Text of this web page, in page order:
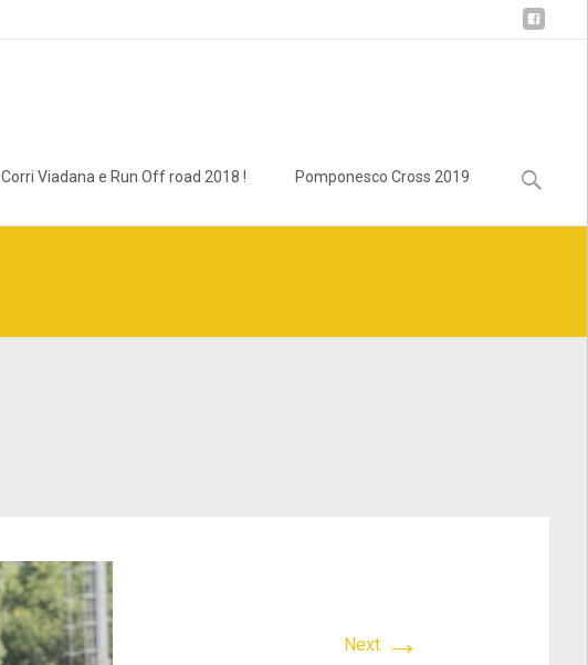
Corri Viadana e Run Off road 2018 ! Pomponesco Cross 2019
Ricerca
per:
Next →